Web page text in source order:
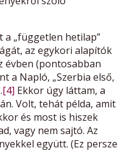
a „független hetilap”
az egykori alapítók
évben (pontosabban
a Napló, „Szerbia első,
[4] Ekkor úgy láttam, a
Volt, tehát példa, amit
és most is hiszek
vagy nem sajtó. Az
együtt. (Ez persze